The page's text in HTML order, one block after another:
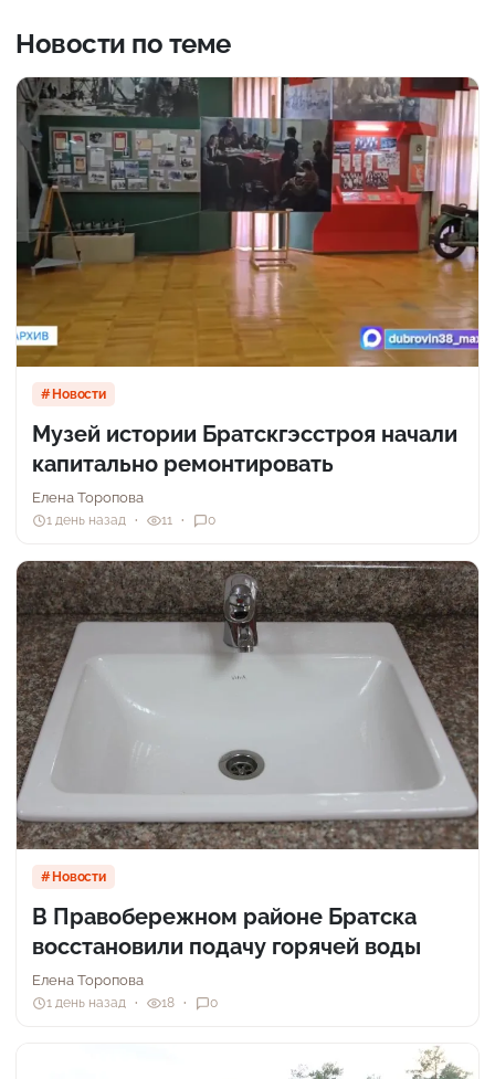
Новости по теме
Новости
Музей истории Братскгэсстроя начали
капитально ремонтировать
Елена Торопова
1 день назад 11 0
Новости
В Правобережном районе Братска
восстановили подачу горячей воды
Елена Торопова
1 день назад 18 0